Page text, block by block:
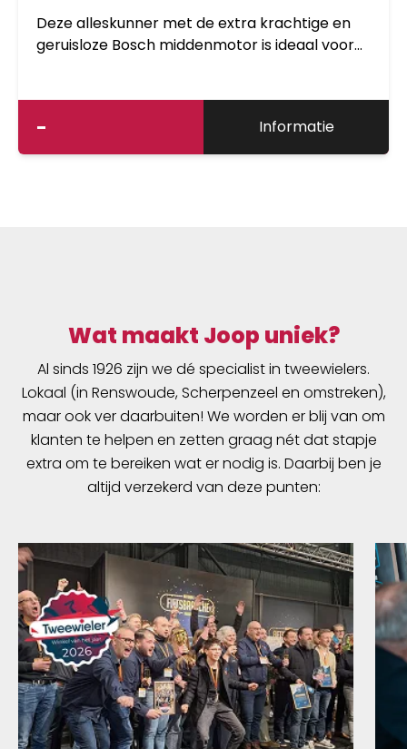
Deze alleskunner met de extra krachtige en
geruisloze Bosch middenmotor is ideaal voor
- Informatie
Wat maakt Joop uniek?
Al sinds 1926 zijn we dé specialist in tweewielers.
Lokaal (in Renswoude, Scherpenzeel en omstreken),
maar ook ver daarbuiten! We worden er blij van om
klanten te helpen en zetten graag nét dat stapje
extra om te bereiken wat er nodig is. Daarbij ben je
altijd verzekerd van deze punten: